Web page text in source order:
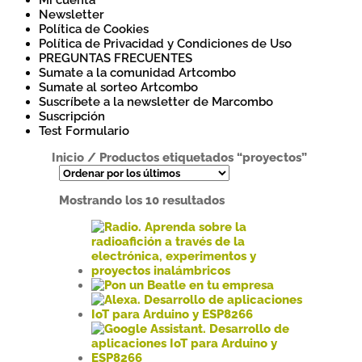
Newsletter
Política de Cookies
Política de Privacidad y Condiciones de Uso
PREGUNTAS FRECUENTES
Sumate a la comunidad Artcombo
Sumate al sorteo Artcombo
Suscríbete a la newsletter de Marcombo
Suscripción
Test Formulario
Inicio / Productos etiquetados “proyectos”
Mostrando los 10 resultadosOrdenado
los
últimos
Este
producto
tiene
múltiples
variantes.
Las
Este
producto
tiene
múltiples
variantes.
Este
producto
tiene